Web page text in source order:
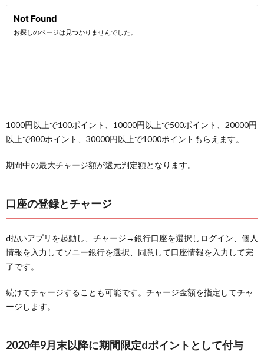
1000円以上で100ポイント、10000円以上で500ポイント、20000円
以上で800ポイント、30000円以上で1000ポイントもらえます。
期間中の最大チャージ額が還元判定額となります。
口座の登録とチャージ
d払いアプリを起動し、チャージ→銀行口座を選択しログイン、個人
情報を入力してソニー銀行を選択、同意して口座情報を入力して完
了です。
続けてチャージすることも可能です。チャージ金額を指定してチャ
ージします。
2020年9月末以降に期間限定dポイントとして付与